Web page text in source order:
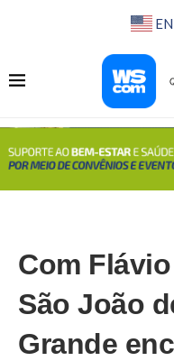
EN
Com
São João
Grande